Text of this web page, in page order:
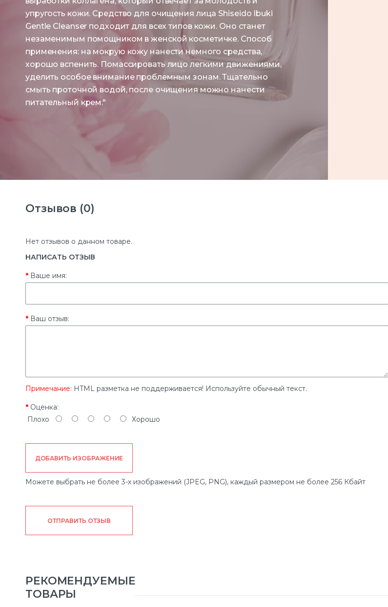
упругость кожи. Средство для очищения лица Shiseido Ibuki
Gentle Cleanser подходит для всех типов кожи. Оно станет
незаменимым помощником в женской косметичке. Способ
применения: на мокрую кожу нанести немного средства,
хорошо вспенить. Помассировать лицо легкими движениями,
уделить особое внимание проблемным зонам. Тщательно
смыть проточной водой, после очищения можно нанести
питательный крем."
Отзывов (0)
Нет отзывов о данном товаре.
НАПИСАТЬ ОТЗЫВ
Ваше имя:
Ваш отзыв:
Примечание: HTML разметка не поддерживается! Используйте обычный текст.
Оценка:
Плохо
Хорошо
ДОБАВИТЬ ИЗОБРАЖЕНИЕ
Можете выбрать не более 3-х изображений (JPEG, PNG), каждый размером не более 256 Кбайт
ОТПРАВИТЬ ОТЗЫВ
РЕКОМЕНДУЕМЫЕ
ТОВАРЫ